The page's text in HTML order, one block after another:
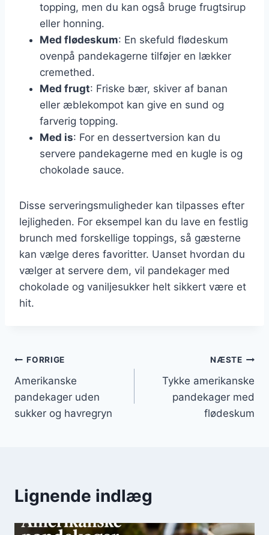
topping, men du kan også bruge frugtsirup
eller honning.
Med flødeskum: En skefuld flødeskum
ovenpå pandekagerne tilføjer en lækker
cremethed.
Med frugt: Friske bær, skiver af banan
eller æblekompot kan give en sund og
farverig topping.
Med is: For en dessertversion kan du
servere pandekagerne med en kugle is og
chokolade sauce.
Disse serveringsmuligheder kan tilpasses efter
lejligheden. For eksempel kan du lave en festlig
brunch med forskellige toppings, så gæsterne
kan vælge deres favoritter. Uanset hvordan du
vælger at servere dem, vil pandekager med
chokolade og vaniljesukker helt sikkert være et
hit.
Indlægsnavigation
FORRIGE
Amerikanske
pandekager uden
sukker og havregryn
NÆSTE
Tykke amerikanske
pandekager med
flødeskum
Lignende indlæg